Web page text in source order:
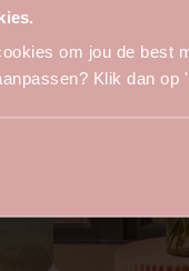
om jou de best
Klik dan op